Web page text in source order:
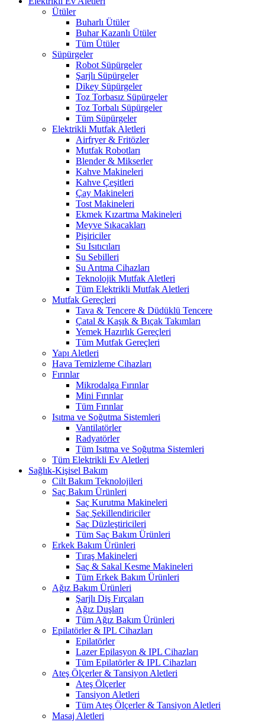
Ütüler
Buharlı Ütüler
Buhar Kazanlı Ütüler
Tüm Ütüler
Süpürgeler
Robot Süpürgeler
Şarjlı Süpürgeler
Dikey Süpürgeler
Toz Torbasız Süpürgeler
Toz Torbalı Süpürgeler
Tüm Süpürgeler
Elektrikli Mutfak Aletleri
Airfryer & Fritözler
Mutfak Robotları
Blender & Mikserler
Kahve Makineleri
Kahve Çeşitleri
Çay Makineleri
Tost Makineleri
Ekmek Kızartma Makineleri
Meyve Sıkacakları
Pişiriciler
Su Isıtıcıları
Su Sebilleri
Su Arıtma Cihazları
Teknolojik Mutfak Aletleri
Tüm Elektrikli Mutfak Aletleri
Mutfak Gereçleri
Tava & Tencere & Düdüklü Tencere
Çatal & Kaşık & Bıçak Takımları
Yemek Hazırlık Gereçleri
Tüm Mutfak Gereçleri
Yapı Aletleri
Hava Temizleme Cihazları
Fırınlar
Mikrodalga Fırınlar
Mini Fırınlar
Tüm Fırınlar
Isıtma ve Soğutma Sistemleri
Vantilatörler
Radyatörler
Tüm Isıtma ve Soğutma Sistemleri
Tüm Elektrikli Ev Aletleri
Sağlık-Kişisel Bakım
Cilt Bakım Teknolojileri
Saç Bakım Ürünleri
Saç Kurutma Makineleri
Saç Şekillendiriciler
Saç Düzleştiricileri
Tüm Saç Bakım Ürünleri
Erkek Bakım Ürünleri
Tıraş Makineleri
Saç & Sakal Kesme Makineleri
Tüm Erkek Bakım Ürünleri
Ağız Bakım Ürünleri
Şarjlı Diş Fırçaları
Ağız Duşları
Tüm Ağız Bakım Ürünleri
Epilatörler & IPL Cihazları
Epilatörler
Lazer Epilasyon & IPL Cihazları
Tüm Epilatörler & IPL Cihazları
Ateş Ölçerler & Tansiyon Aletleri
Ateş Ölçerler
Tansiyon Aletleri
Tüm Ateş Ölçerler & Tansiyon Aletleri
Masaj Aletleri